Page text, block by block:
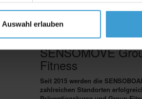
Auswahl erlauben
Surfschule
Hundephysiotherapie
Unkategorisiert
SENSOMOVE
Fitness
Seit 2015 werden die
zahlreichen Standorten